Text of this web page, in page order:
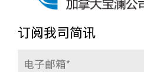
订阅我司简讯
电